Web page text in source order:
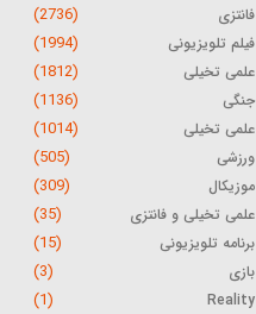
فانتزی (2736)
فیلم تلویزیونی (1994)
علمی تخیلی (1812)
جنگی (1136)
علمی تخیلی (1014)
ورزشی (505)
موزیکال (309)
علمی تخیلی و فانتزی (35)
برنامه تلویزیونی (15)
بازی (3)
Reality
(1)